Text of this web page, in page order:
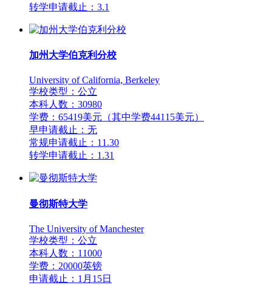
转学申请截止：3.1
加州大学伯克利分校
University of California, Berkeley
学校类型：公立
本科人数：30980
学费：65419美元（其中学费44115美元）
早申请截止：无
常规申请截止：11.30
转学申请截止：1.31
曼彻斯特大学
The University of Manchester
学校类型：公立
本科人数：11000
学费：20000英镑
申请截止：1月15日